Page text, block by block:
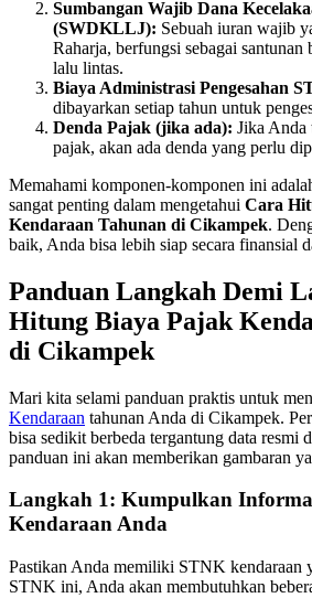
Sumbangan Wajib Dana
(SWDKLLJ): Sebuah iuran wajib
Raharja, berfungsi sebagai santunan
lalu lintas.
Biaya Administrasi Pengesahan
dibayarkan setiap tahun untuk
Denda Pajak (jika ada): Jika Anda
pajak, akan ada denda yang perlu
Memahami komponen-komponen ini
sangat penting dalam mengetahui Cara
Kendaraan Tahunan di Cikampek.
baik, Anda bisa lebih siap secara finansial
Panduan Langkah Demi
Hitung Biaya Pajak
di Cikampek
Mari kita selami panduan praktis untuk
Kendaraan tahunan Anda di Cikampek.
bisa sedikit berbeda tergantung data resmi
panduan ini akan memberikan gambaran
Langkah 1: Kumpulkan
Kendaraan Anda
Pastikan Anda memiliki STNK kendaraan
STNK ini, Anda akan membutuhkan